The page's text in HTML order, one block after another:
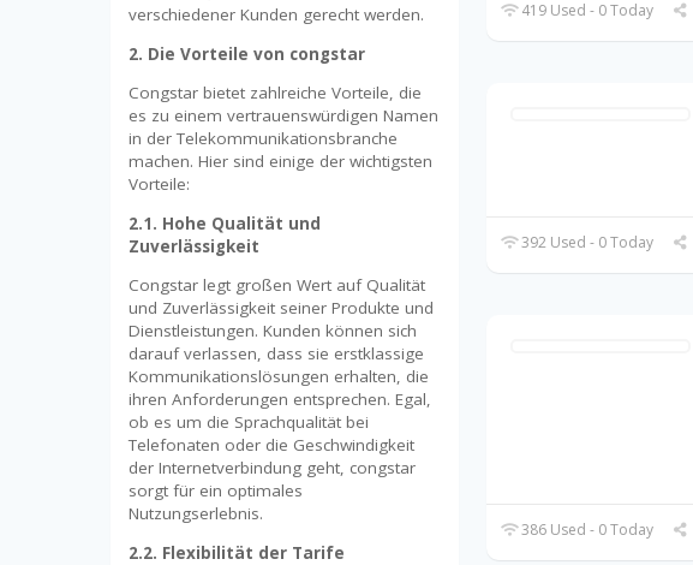
419 Used - 0 Today
392 Used - 0 Today
386 Used - 0 Today
verschiedener Kunden gerecht werden.
2. Die Vorteile von congstar
Congstar bietet zahlreiche Vorteile, die
es zu einem vertrauenswürdigen Namen
in der Telekommunikationsbranche
machen. Hier sind einige der wichtigsten
Vorteile:
2.1. Hohe Qualität und
Zuverlässigkeit
Congstar legt großen Wert auf Qualität
und Zuverlässigkeit seiner Produkte und
Dienstleistungen. Kunden können sich
darauf verlassen, dass sie erstklassige
Kommunikationslösungen erhalten, die
ihren Anforderungen entsprechen. Egal,
ob es um die Sprachqualität bei
Telefonaten oder die Geschwindigkeit
der Internetverbindung geht, congstar
sorgt für ein optimales
Nutzungserlebnis.
2.2. Flexibilität der Tarife